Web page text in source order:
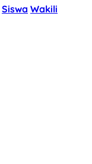
Siswa Wakili